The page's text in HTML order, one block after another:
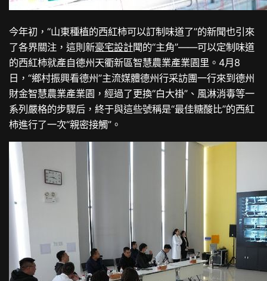
今年初，“山東種植的西紅柿可以訂制味道了”的新聞也引來
了各界關注，這則新豪宅設計聞的“主角”——可以定制味道
的西紅柿就產自德州天衢新區智慧農業產業園里。4月8
日，“鄉村振興看德州”主流媒體德州行采訪團一行來到德州
財金智慧農業產業園，經過了更換“白大褂”、風淋消毒等一
系列嚴格的步驟后，終于與這些號稱是“最佳糖酸比”的西紅
柿進行了一次“親密接觸”。